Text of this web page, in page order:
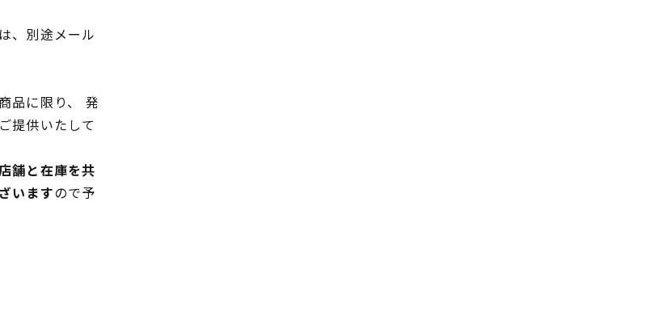
、別途メール
品に限り、 発
提供いたして
舗と在庫を共
いますので予